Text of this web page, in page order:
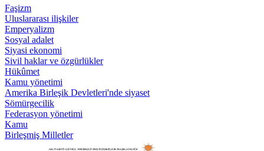
Faşizm
Uluslararası ilişkiler
Emperyalizm
Sosyal adalet
Siyasi ekonomi
Sivil haklar ve özgürlükler
Hükûmet
Kamu yönetimi
Amerika Birleşik Devletleri'nde siyaset
Sömürgecilik
Federasyon yönetimi
Kamu
Birleşmiş Milletler